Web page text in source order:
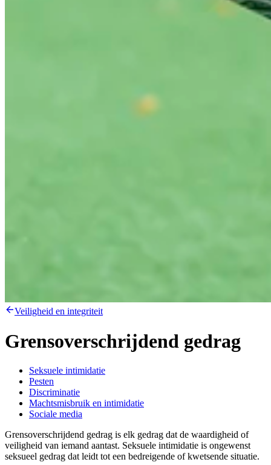
Veiligheid en integriteit
Grensoverschrijdend gedrag
Seksuele intimidatie
Pesten
Discriminatie
Machtsmisbruik en intimidatie
Sociale media
Grensoverschrijdend gedrag is elk gedrag dat de waardigheid of
veiligheid van iemand aantast. Seksuele intimidatie is ongewenst
seksueel gedrag dat leidt tot een bedreigende of kwetsende situatie.